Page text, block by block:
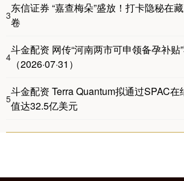
3
东信证券 “嘉查梅朵”盛放！打卡隐秘在
卷
4
斗金配资 网传“河南两市可申领备孕补贴
（2026·07·31）
5
斗金配资 Terra Quantum拟通过SPAC
值达32.5亿美元